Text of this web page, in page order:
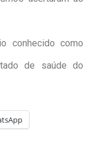
conhecido como
de saúde do